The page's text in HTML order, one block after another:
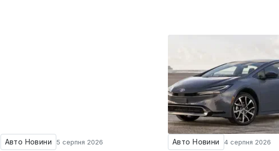
Авто Новини 5 серпня 2026 Авто Новини 4 серпня 2026